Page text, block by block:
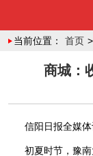
当前位置： 首页 >
商城：
信阳日报全媒
初夏时节，豫